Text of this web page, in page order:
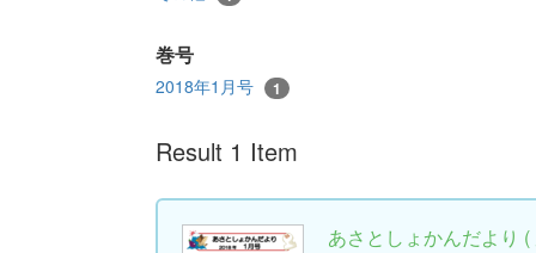
巻号
2018年1月号 1
Result 1 Item
あさとしょかんだより